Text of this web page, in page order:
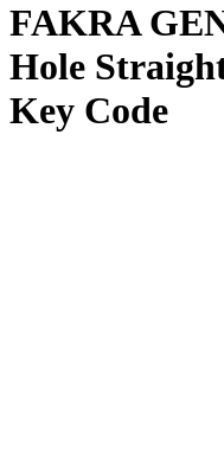
FAKRA
Hole
Key Code